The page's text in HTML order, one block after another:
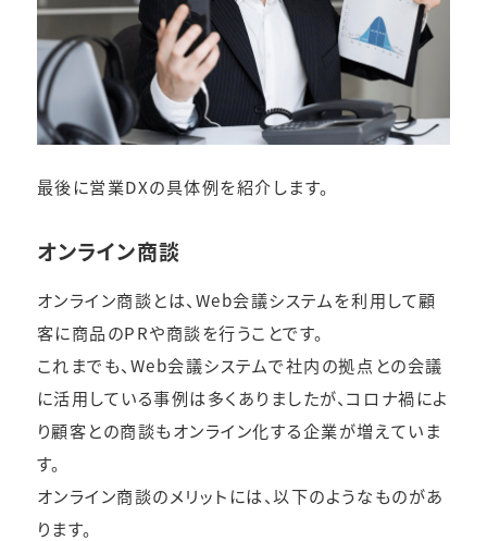
最後に営業DXの具体例を紹介します。
オンライン商談
オンライン商談とは、Web会議システムを利用して顧
客に商品のPRや商談を行うことです。
これまでも、Web会議システムで社内の拠点との会議
に活用している事例は多くありましたが、コロナ禍によ
り顧客との商談もオンライン化する企業が増えていま
す。
オンライン商談のメリットには、以下のようなものがあ
ります。